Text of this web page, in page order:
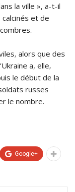
la ville », a-t-il
et de
alors que des
a, elle,
le début de la
russes
le nombre.
Google+